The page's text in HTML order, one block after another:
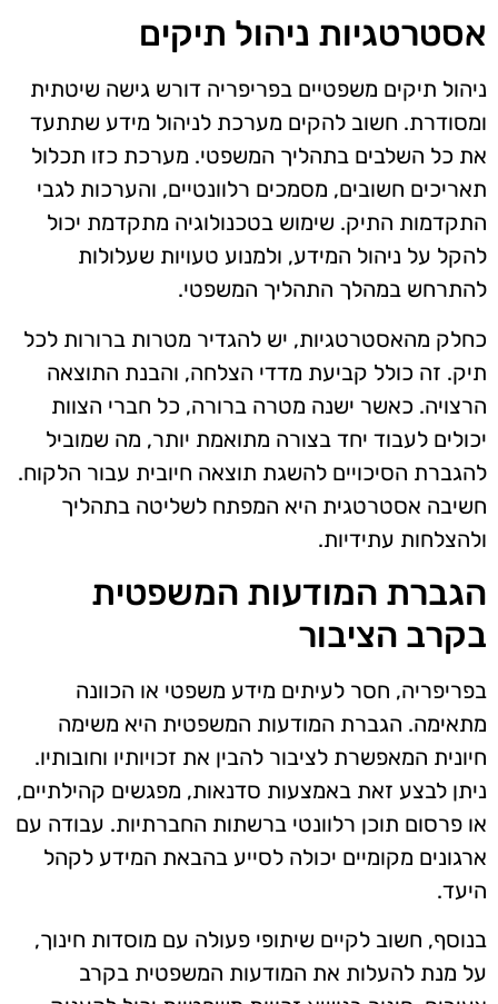
אסטרטגיות ניהול תיקים
ניהול תיקים משפטיים בפריפריה דורש גישה שיטתית
ומסודרת. חשוב להקים מערכת לניהול מידע שתתעד
את כל השלבים בתהליך המשפטי. מערכת כזו תכלול
תאריכים חשובים, מסמכים רלוונטיים, והערכות לגבי
התקדמות התיק. שימוש בטכנולוגיה מתקדמת יכול
להקל על ניהול המידע, ולמנוע טעויות שעלולות
להתרחש במהלך התהליך המשפטי.
כחלק מהאסטרטגיות, יש להגדיר מטרות ברורות לכל
תיק. זה כולל קביעת מדדי הצלחה, והבנת התוצאה
הרצויה. כאשר ישנה מטרה ברורה, כל חברי הצוות
יכולים לעבוד יחד בצורה מתואמת יותר, מה שמוביל
להגברת הסיכויים להשגת תוצאה חיובית עבור הלקוח.
חשיבה אסטרטגית היא המפתח לשליטה בתהליך
ולהצלחות עתידיות.
הגברת המודעות המשפטית
בקרב הציבור
בפריפריה, חסר לעיתים מידע משפטי או הכוונה
מתאימה. הגברת המודעות המשפטית היא משימה
חיונית המאפשרת לציבור להבין את זכויותיו וחובותיו.
ניתן לבצע זאת באמצעות סדנאות, מפגשים קהילתיים,
או פרסום תוכן רלוונטי ברשתות החברתיות. עבודה עם
ארגונים מקומיים יכולה לסייע בהבאת המידע לקהל
היעד.
בנוסף, חשוב לקיים שיתופי פעולה עם מוסדות חינוך,
על מנת להעלות את המודעות המשפטית בקרב